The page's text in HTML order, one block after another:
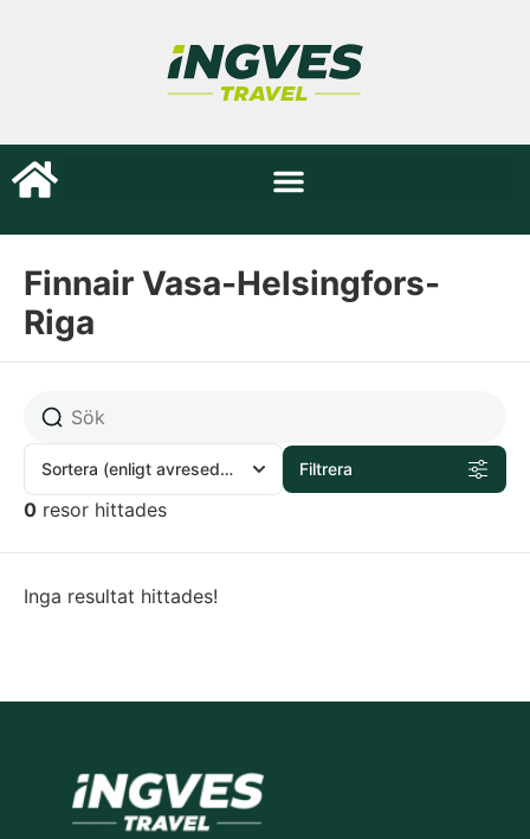
Finnair Vasa-Helsingfors-
Riga
Sortera (enligt avresedatum) Filtrera
0 resor hittades
Inga resultat hittades!